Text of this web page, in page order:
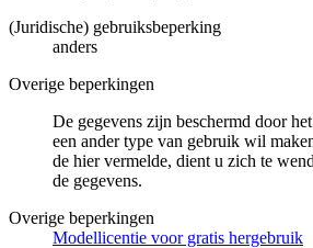
(Juridische) gebruiksbeperking
anders
Overige beperkingen
De gegevens zijn beschermd door
een ander type van gebruik wil
de hier vermelde, dient u zich te
de gegevens.
Overige beperkingen
Modellicentie voor gratis hergebruik